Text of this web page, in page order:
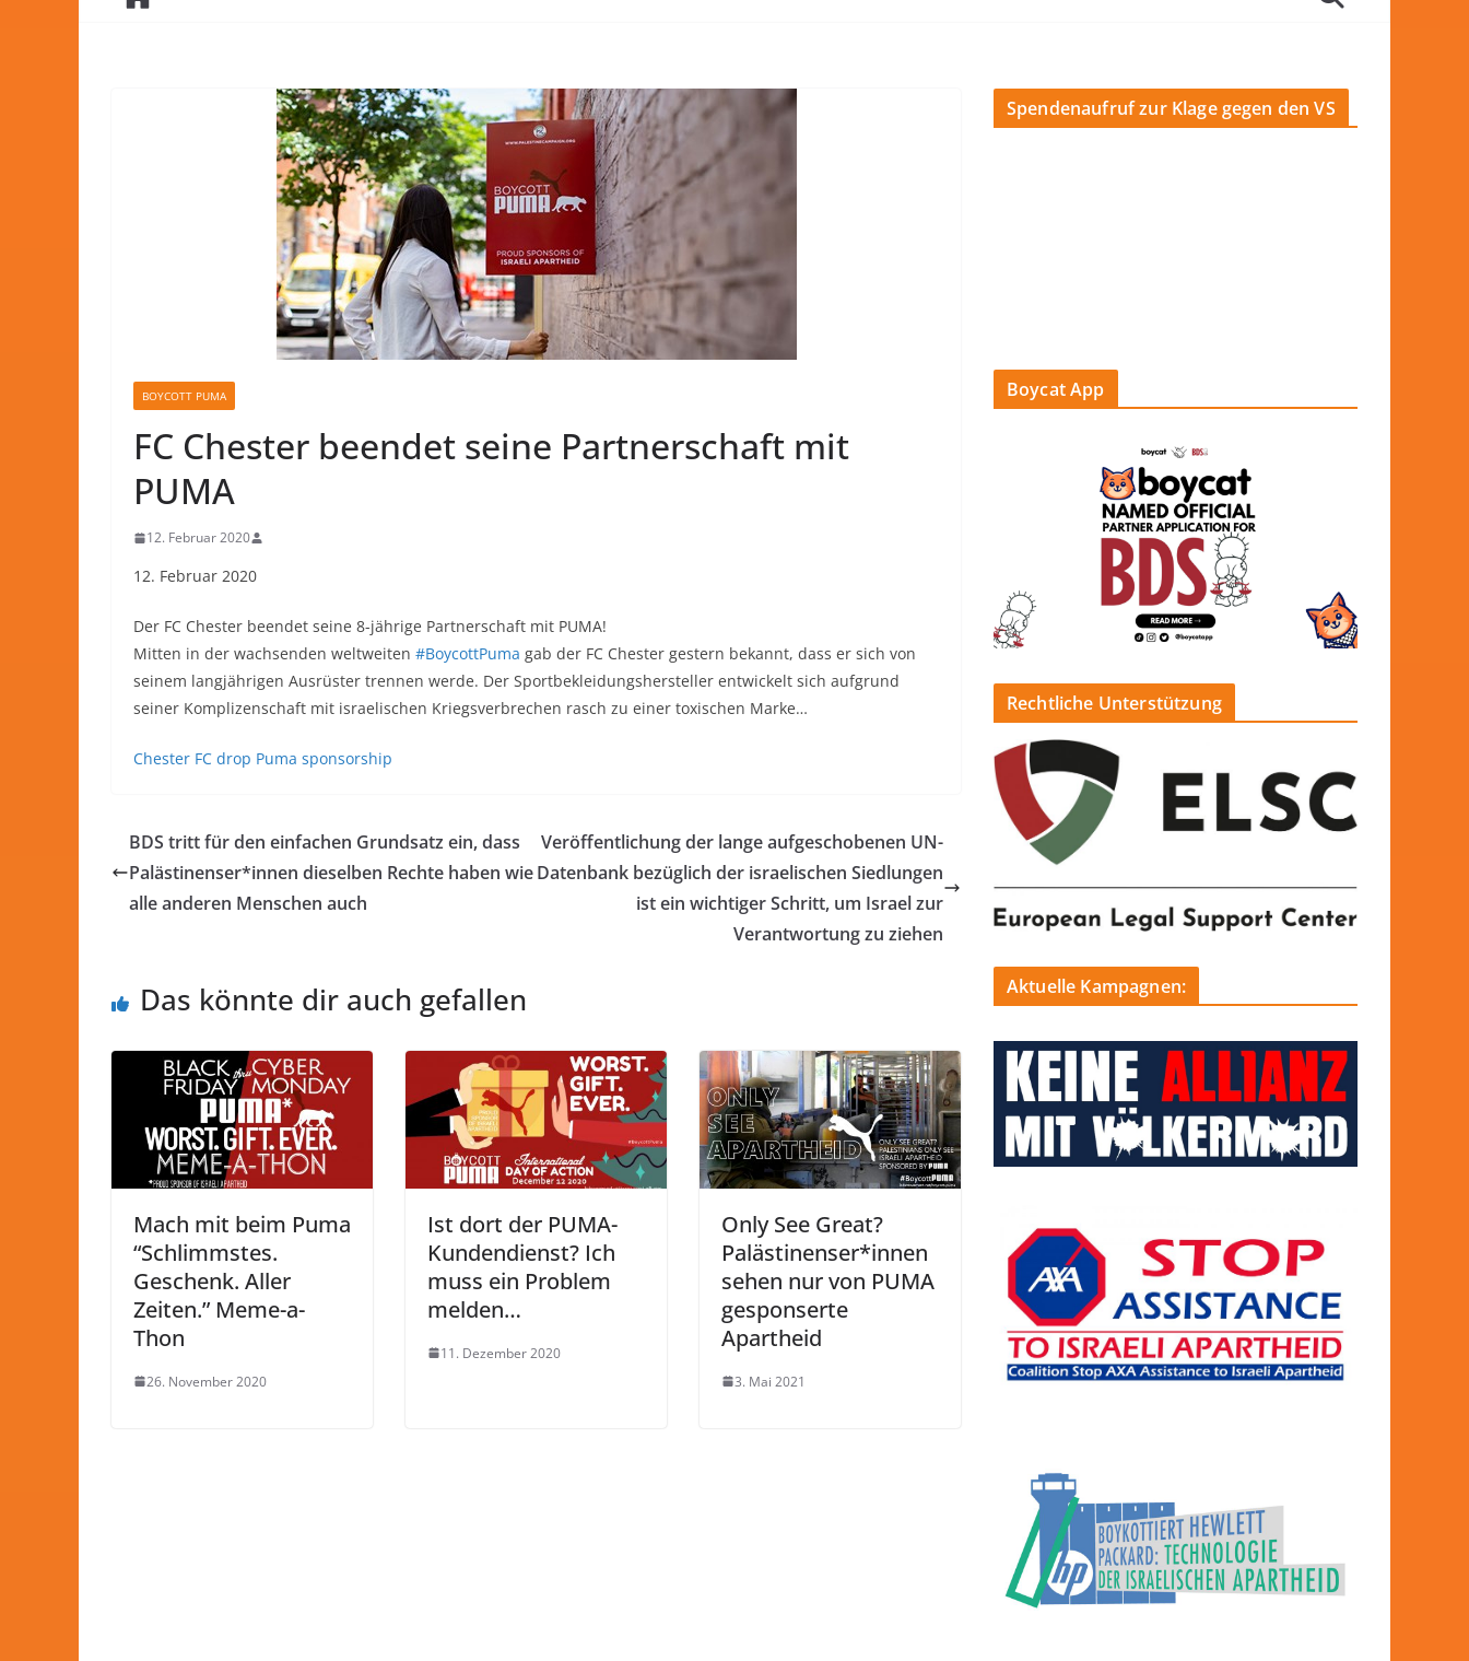
BOYCOTT PUMA
FC Chester beendet seine Partnerschaft mit
PUMA
12. Februar 2020
12. Februar 2020
Der FC Chester beendet seine 8-jährige Partnerschaft mit PUMA!
Mitten in der wachsenden weltweiten #BoycottPuma gab der FC Chester gestern bekannt, dass er sich von
seinem langjährigen Ausrüster trennen werde. Der Sportbekleidungshersteller entwickelt sich aufgrund
seiner Komplizenschaft mit israelischen Kriegsverbrechen rasch zu einer toxischen Marke…
Chester FC drop Puma sponsorship
BDS tritt für den einfachen Grundsatz ein, dass
Palästinenser*innen dieselben Rechte haben wie
alle anderen Menschen auch
Veröffentlichung der lange aufgeschobenen UN-
Datenbank bezüglich der israelischen Siedlungen
ist ein wichtiger Schritt, um Israel zur
Verantwortung zu ziehen
Das könnte dir auch gefallen
Mach mit beim Puma
“Schlimmstes.
Geschenk. Aller
Zeiten.” Meme-a-
Thon
26. November 2020
Ist dort der PUMA-
Kundendienst? Ich
muss ein Problem
melden…
11. Dezember 2020
Only See Great?
Palästinenser*innen
sehen nur von PUMA
gesponserte
Apartheid
3. Mai 2021
Spendenaufruf zur Klage gegen den VS
Boycat App
Rechtliche Unterstützung
Aktuelle Kampagnen: